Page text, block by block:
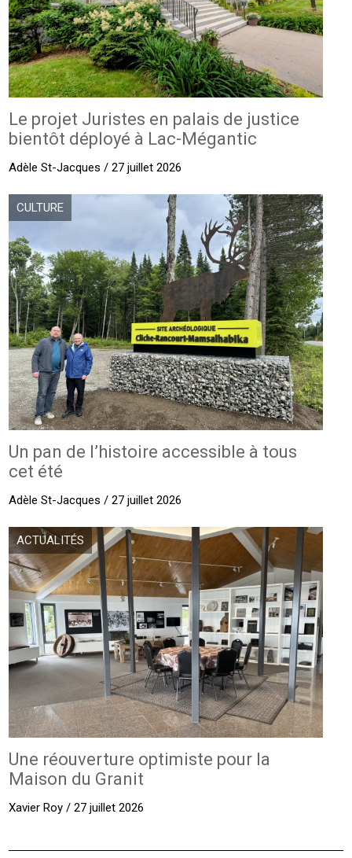
Le projet Juristes en palais de justice
bientôt déployé à Lac-Mégantic
Adèle St-Jacques / 27 juillet 2026
CULTURE
Un pan de l’histoire accessible à tous
cet été
Adèle St-Jacques / 27 juillet 2026
ACTUALITÉS
Une réouverture optimiste pour la
Maison du Granit
Xavier Roy / 27 juillet 2026